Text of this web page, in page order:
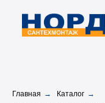
Главная → Каталог →